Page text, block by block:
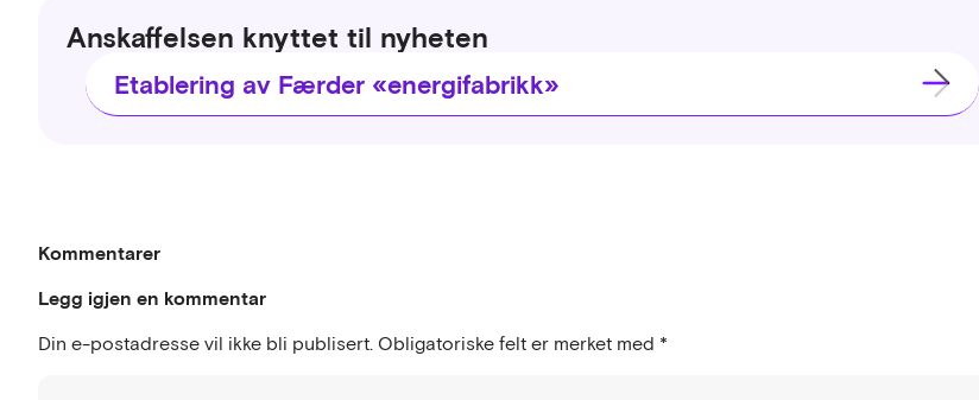
Anskaffelsen knyttet til nyheten
Etablering av Færder «energifabrikk»
Kommentarer
Legg igjen en kommentar
Din e-postadresse vil ikke bli publisert. Obligatoriske felt er merket med *